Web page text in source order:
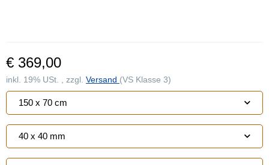
€ 369,00
inkl. 19% USt. , zzgl. Versand (VS Klasse 3)
150 x 70 cm
40 x 40 mm